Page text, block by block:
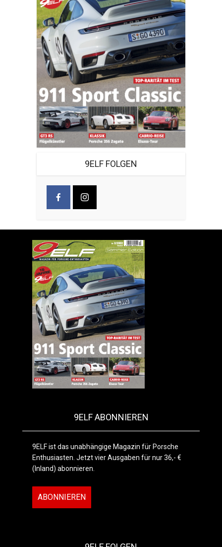
9ELF FOLGEN
9ELF ABONNIEREN
9ELF ist das unabhängige Magazin für Porsche
Enthusiasten. Jetzt vier Ausgaben für nur 36,- €
(Inland) abonnieren.
ABONNIEREN